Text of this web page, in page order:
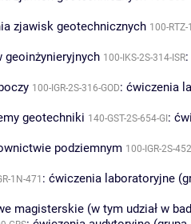
zjawisk geotechnicznych 100-
geoinżynieryjnych 100-IKS-2S-314-ISR:
100-IGR-2S-316-GOD: ćwiczenia
geotechniki 140-GST-2S-654-GI:
podziemnym 100-IGR-2S-
1N-471 : ćwiczenia laboratoryjne
magisterskie (w tym udział w